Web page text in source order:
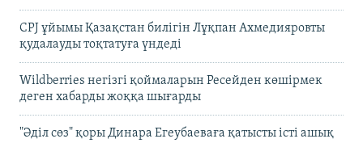
CPJ ұйымы Қазақстан билігін Лұқпан Ахмедияровты
қудалауды тоқтатуға үндеді
Wildberries негізгі қоймаларын Ресейден көшірмек
деген хабарды жоққа шығарды
"Әділ сөз" қоры Динара Егеубаеваға қатысты істі ашық